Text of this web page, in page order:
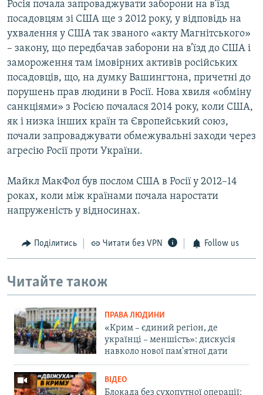
Росія почала запроваджувати заборони на в’їзд
посадовцям зі США ще з 2012 року, у відповідь на
ухвалення у США так званого «акту Магнітського»
– закону, що передбачав заборони на в’їзд до США і
замороження там імовірних активів російських
посадовців, що, на думку Вашингтона, причетні до
порушень прав людини в Росії. Нова хвиля «обміну
санкціями» з Росією почалася 2014 року, коли США,
як і низка інших країн та Європейський союз,
почали запроваджувати обмежувальні заходи через
агресію Росії проти України.
Майкл МакФол був послом США в Росії у 2012–14
роках, коли між країнами почала наростати
напруженість у відносинах.
Поділитись Читати без VPN Follow us
Читайте також
ПРАВА ЛЮДИНИ
«Крим – єдиний регіон, де
українці – меншість»: дискусія
навколо нової пам'ятної дати
ВІДЕО
Блокада без сухопутної операції: